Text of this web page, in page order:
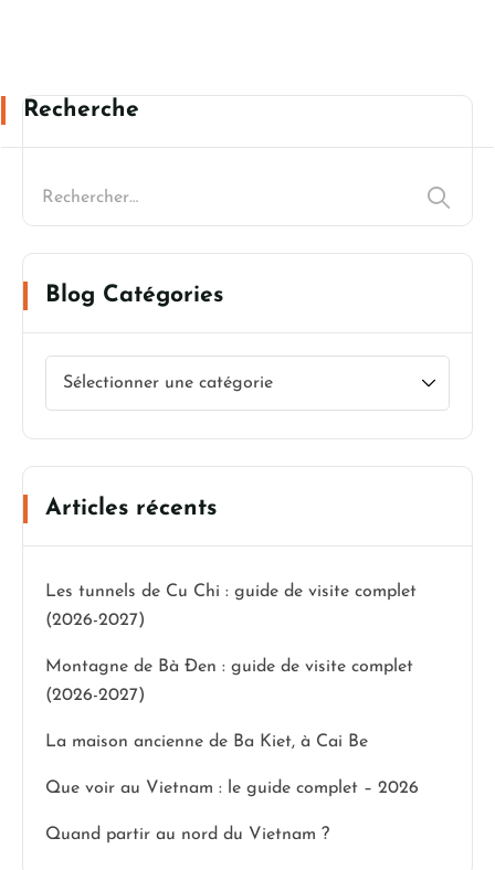
Recherche
Blog Catégories
Articles récents
Les tunnels de Cu Chi : guide de visite complet
(2026-2027)
Montagne de Bà Đen : guide de visite complet
(2026-2027)
La maison ancienne de Ba Kiet, à Cai Be
Que voir au Vietnam : le guide complet – 2026
Quand partir au nord du Vietnam ?